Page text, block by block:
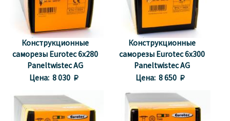
Конструкционные
саморезы Eurotec 6x280
Paneltwistec AG
Тарельчатая головка
Цена: 8 030 
Конструкционные
саморезы Eurotec 6x300
Paneltwistec AG
Тарельчатая головка
Цена: 8 650 